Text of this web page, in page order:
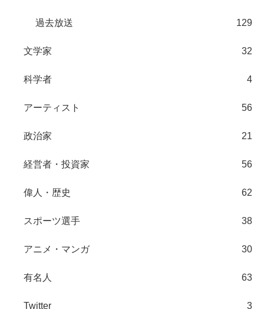
過去放送 129
文学家 32
科学者 4
アーティスト 56
政治家 21
経営者・投資家 56
偉人・歴史 62
スポーツ選手 38
アニメ・マンガ 30
有名人 63
Twitter 3